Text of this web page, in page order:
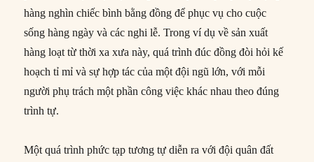
hàng nghìn chiếc bình bằng đồng để phục vụ cho cuộc
sống hàng ngày và các nghi lễ. Trong ví dụ về sản xuất
hàng loạt từ thời xa xưa này, quá trình đúc đồng đòi hỏi kế
hoạch tỉ mỉ và sự hợp tác của một đội ngũ lớn, với mỗi
người phụ trách một phần công việc khác nhau theo đúng
trình tự.
Một quá trình phức tạp tương tự diễn ra với đội quân đất